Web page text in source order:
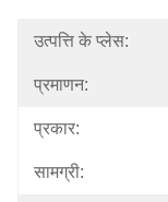
उत्पत्ति के प्लेस:
प्रमाणन:
प्रकार:
सामग्री: